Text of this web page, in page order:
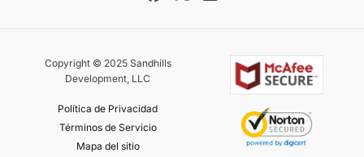
Copyright © 2025 Sandhills
Development, LLC
Política de Privacidad
Términos de Servicio
Mapa del sitio